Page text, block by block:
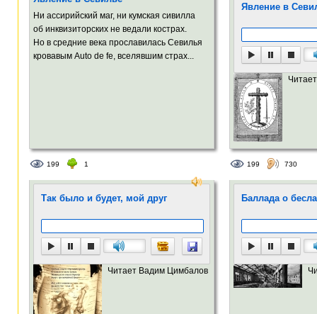
Ни ассирийский маг, ни кумская сивилла
об инквизиторских не ведали кострах.
Но в средние века прославилась Севилья
кровавым Auto de fe, вселявшим страх...
199 1
Явление в
199 730
Так было и будет, мой друг
Читает Вадим Цимбалов
Баллада о